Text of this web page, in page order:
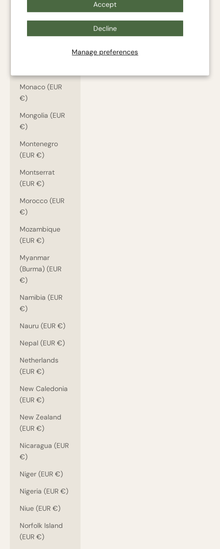
Manage preferences
Accept
Decline
Mayotte (EUR
€)
Monaco (EUR
€)
Mongolia (EUR
€)
Montenegro
(EUR €)
Montserrat
(EUR €)
Morocco (EUR
€)
Mozambique
(EUR €)
Myanmar
(Burma) (EUR
€)
Namibia (EUR
€)
Nauru (EUR €)
Nepal (EUR €)
Netherlands
(EUR €)
New Caledonia
(EUR €)
New Zealand
(EUR €)
Nicaragua (EUR
€)
Niger (EUR €)
Nigeria (EUR €)
Niue (EUR €)
Norfolk Island
(EUR €)